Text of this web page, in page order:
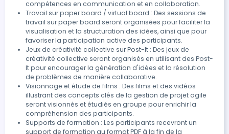
compétences en communication et en collaboration.
Travail sur paper board / virtual board : Des sessions de
travail sur paper board seront organisées pour faciliter la
visualisation et la structuration des idées, ainsi que pour
favoriser la participation active des participants.
Jeux de créativité collective sur Post-It : Des jeux de
créativité collective seront organisés en utilisant des Post-
It pour encourager la génération d'idées et la résolution
de problèmes de manière collaborative.
Visionnage et étude de films : Des films et des vidéos
illustrant des concepts clés de la gestion de projet agile
seront visionnés et étudiés en groupe pour enrichir la
compréhension des participants.
Supports de formation : Les participants recevront un
support de formation au format PDF à la fin de la